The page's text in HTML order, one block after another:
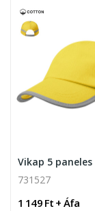
731527
1 149 Ft + Áfa